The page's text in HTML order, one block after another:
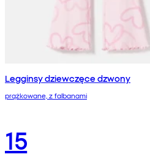
Legginsy dziewczęce dzwony
prążkowane, z falbanami
15